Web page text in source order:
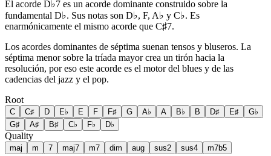
El acorde D♭7 es un acorde dominante construido sobre la
fundamental D♭. Sus notas son D♭, F, A♭ y C♭. Es
enarmónicamente el mismo acorde que C♯7.
Los acordes dominantes de séptima suenan tensos y bluseros. La
séptima menor sobre la tríada mayor crea un tirón hacia la
resolución, por eso este acorde es el motor del blues y de las
cadencias del jazz y el pop.
Root
C C♯ D E♭ E F F♯ G A♭ A B♭ B D♯ E♯
G♭
G♯
A♯ B♯ C♭ F♭ D♭
Quality
maj m 7 maj7 m7 dim aug sus2 sus4 m7b5